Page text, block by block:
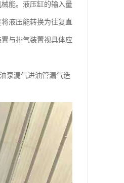
能。液压缸的输入量
液压能转换为往复直
与排气装置视具体应
泵漏气进油管漏气造